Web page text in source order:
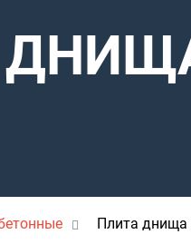
Плита днища